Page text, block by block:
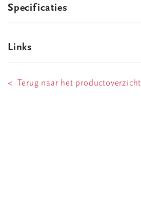
Specificaties
Links
< Terug naar het productoverzicht